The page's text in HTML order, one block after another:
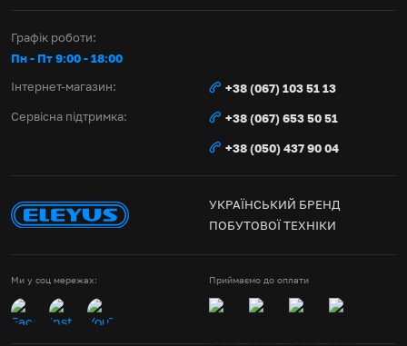
Графік роботи:
Пн - Пт 9:00 - 18:00
Інтернет-магазин:
+38 (067) 103 51 13
Сервісна підтримка:
+38 (067) 653 50 51
+38 (050) 437 90 04
УКРАЇНСЬКИЙ БРЕНД
ПОБУТОВОЇ ТЕХНІКИ
Ми у соц мережах: Приймаємо до оплати